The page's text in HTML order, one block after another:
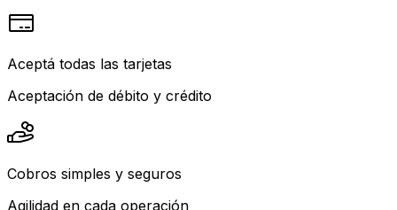
Aceptá todas las tarjetas
Aceptación de débito y crédito
Cobros simples y seguros
Agilidad en cada operación